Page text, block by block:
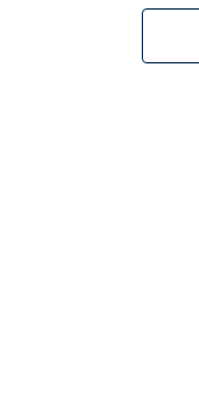
張 90Hzリフレッ
充電 WidevineL1
画面/無線投影/学